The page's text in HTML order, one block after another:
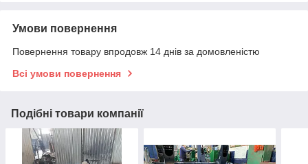
Умови повернення
Повернення товару впродовж 14 днів за домовленістю
Всі умови повернення
Подібні товари компанії